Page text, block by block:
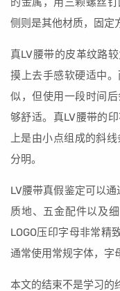
侧则是其他材质，固定
真LV腰带的皮革纹路
摸上去手感软硬适中
似，但使用一段时间
够舒适。真LV腰带的
上是由小点组成的斜
分明。
LV腰带真假鉴定可以
质地、五金配件以及
LOGO压印字母非常精
通常使用常规字体，字
本文的结束不是学习的